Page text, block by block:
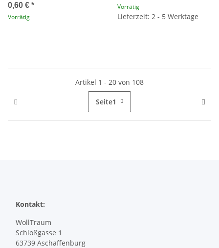
0,60 € *
Vorrätig
Vorrätig
Lieferzeit: 2 - 5 Werktage
Artikel 1 - 20 von 108
Seite1
Kontakt:
WollTraum
Schloßgasse 1
63739 Aschaffenburg